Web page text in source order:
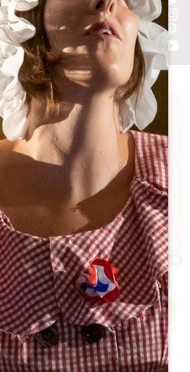
événements du Grand Saint-
riche en traditions et en
dans l'histoire, découvrez
profitez d'activités sportives et
vous incontournables. Ces
une immersion authentique
patrimoine du territoire.
Résultat(s)
Afficher la carte